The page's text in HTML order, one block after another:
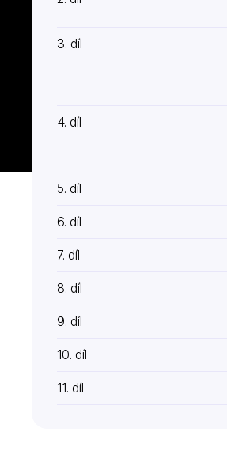
3. díl
4. díl
5. díl
6. díl
7. díl
8. díl
9. díl
10. díl
11. díl